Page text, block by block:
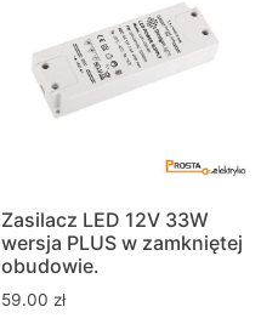
Zasilacz LED 12V 33W
wersja PLUS w zamkniętej
obudowie.
59.00 zł